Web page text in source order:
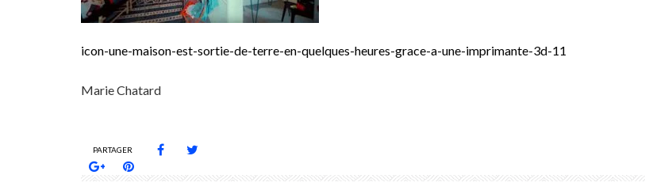
icon-une-maison-est-sortie-de-terre-en-quelques-heures-grace-a-une-imprimante-3d-11
Marie Chatard
PARTAGER